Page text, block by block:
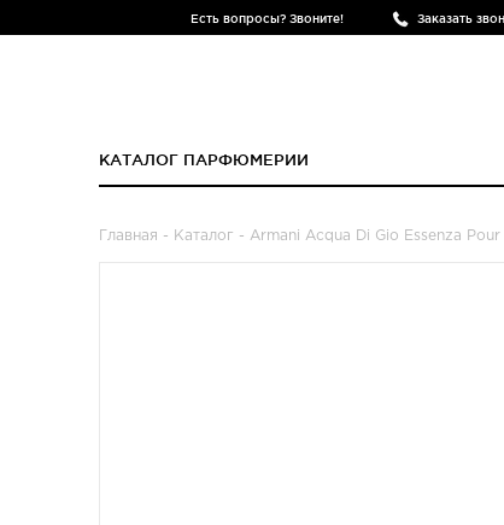
Есть вопросы? Звоните! Заказать
КАТАЛОГ ПАРФЮМЕРИИ
Главная - Каталог - Armani Acqua Di Gio Essenza Pour